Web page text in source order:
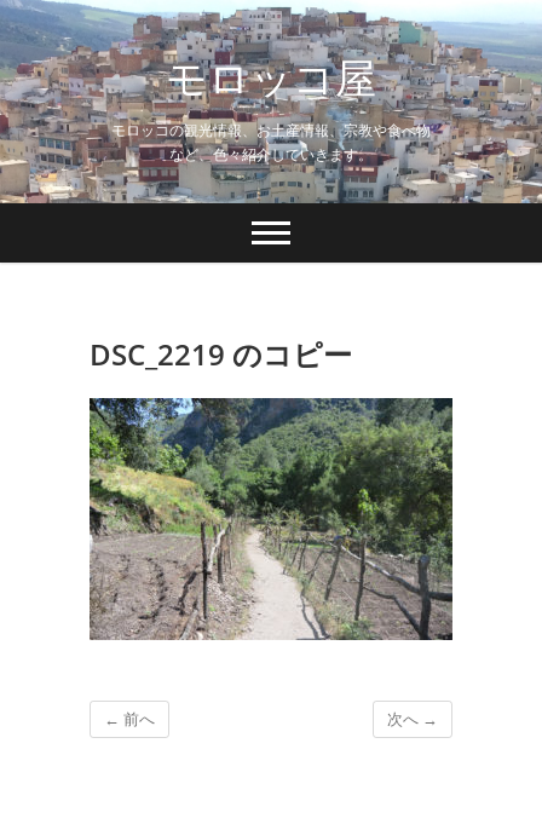
Skip
to
content
モロッコ屋
モロッコの観光情報、お土産情報、宗教や食べ物
など、色々紹介していきます。
DSC_2219 のコピー
← 前へ 次へ →